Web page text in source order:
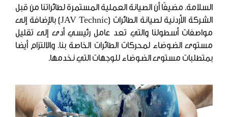
السلامة. مضيفًا أن الصيانة العملية المستمرة لطائراتنا من قبل
الشركة الأردنية لصيانة الطائرات (JAV Technic) بالإضافة إلى
مواصفات أسطولنا والتي تعد عامل رئيسي أدى إلى تقليل
مستوى الضوضاء لمحركات الطائرات الخاصة بنا. والالتزام أيضا
بمتطلبات مستوى الضوضاء للوجهات التي نخدمها.